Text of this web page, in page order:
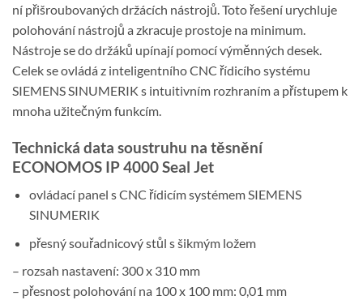
ní přišroubovaných držácích nástrojů. Toto řešení urychluje
polohování nástrojů a zkracuje prostoje na minimum.
Nástroje se do držáků upínají pomocí výměnných desek.
Celek se ovládá z inteligentního CNC řídicího systému
SIEMENS SINUMERIK s intuitivním rozhraním a přístupem k
mnoha užitečným funkcím.
Technická data soustruhu na těsnění
ECONOMOS IP 4000 Seal Jet
ovládací panel s CNC řídicím systémem SIEMENS
SINUMERIK
přesný souřadnicový stůl s šikmým ložem
– rozsah nastavení: 300 x 310 mm
– přesnost polohování na 100 x 100 mm: 0,01 mm